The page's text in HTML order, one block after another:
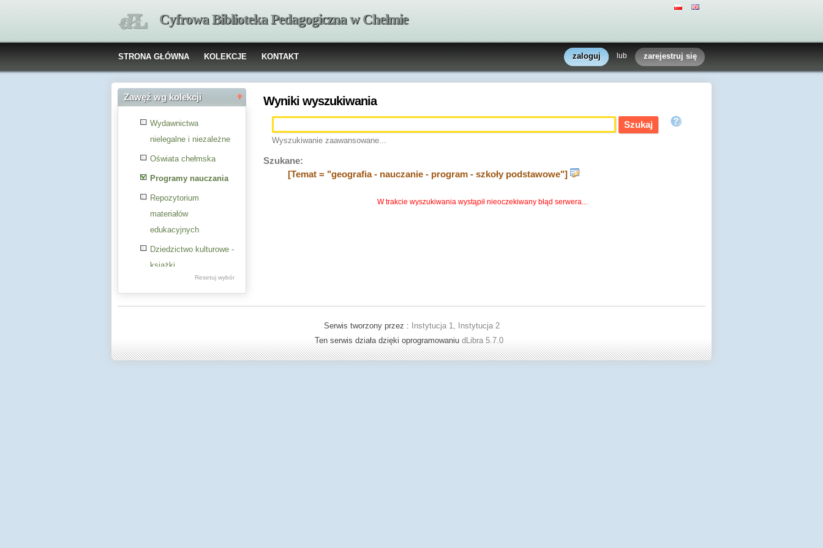
Cyfrowa Biblioteka Pedagogiczna w Chełmie
STRONA GŁÓWNA KOLEKCJE KONTAKT zaloguj lub zarejestruj się
Zawęź wg kolekcji
Wydawnictwa
nielegalne i niezależne
Oświata chełmska
Programy nauczania
Repozytorium
materiałów
edukacyjnych
Dziedzictwo kulturowe -
książki
Resetuj wybór
Wyniki wyszukiwania
Wyszukiwanie zaawansowane...
Szukane:
[Temat = "geografia - nauczanie - program - szkoły podstawowe"]
W trakcie wyszukiwania wystąpił nieoczekiwany błąd serwera...
Serwis tworzony przez :
Instytucja 1, Instytucja 2
Ten serwis działa dzięki oprogramowaniu dLibra 5.7.0